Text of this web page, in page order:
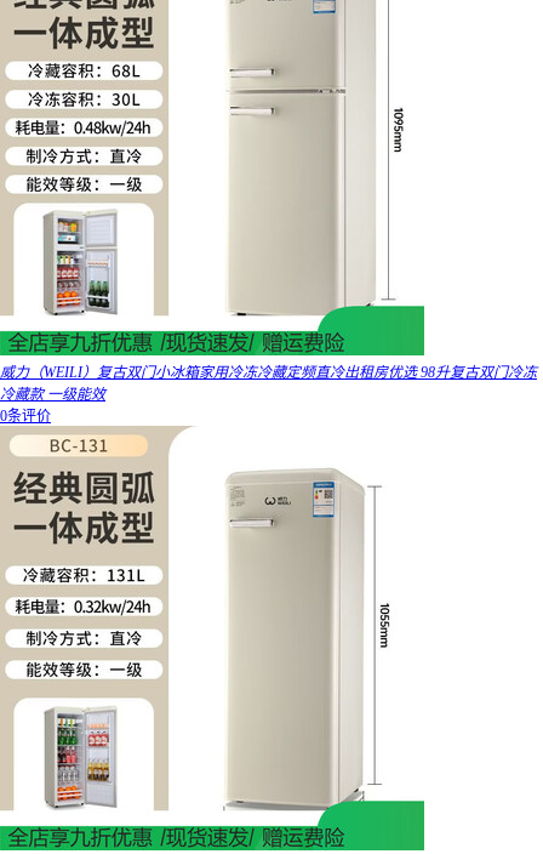
威力（WEILI）复古双门小冰箱家用冷冻冷藏定频直冷出租房优选 98升复古双门冷冻
冷藏款 一级能效
0条评价